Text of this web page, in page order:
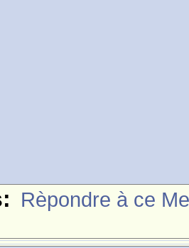
Rèpondre à ce